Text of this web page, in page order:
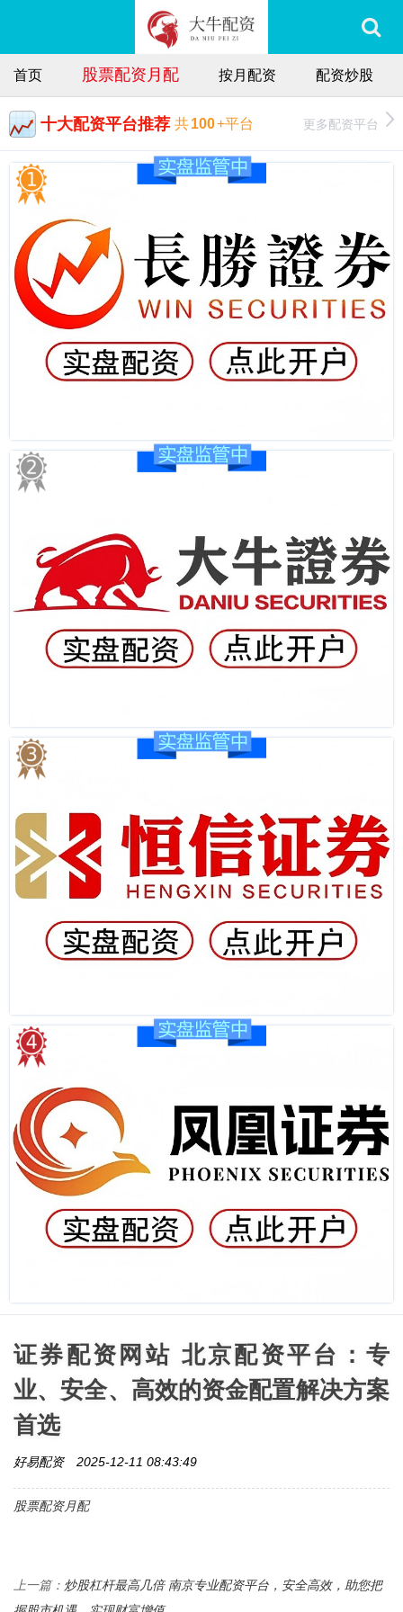
首页 股票配资月配 按月配资 配资炒股
十大配资平台推荐 共100+平台 更多配资平台
证券配资网站 北京配资平台：专
业、安全、高效的资金配置解决方案
首选
好易配资 2025-12-11 08:43:49
股票配资月配
上一篇： 炒股杠杆最高几倍 南京专业配资平台，安全高效，助您把